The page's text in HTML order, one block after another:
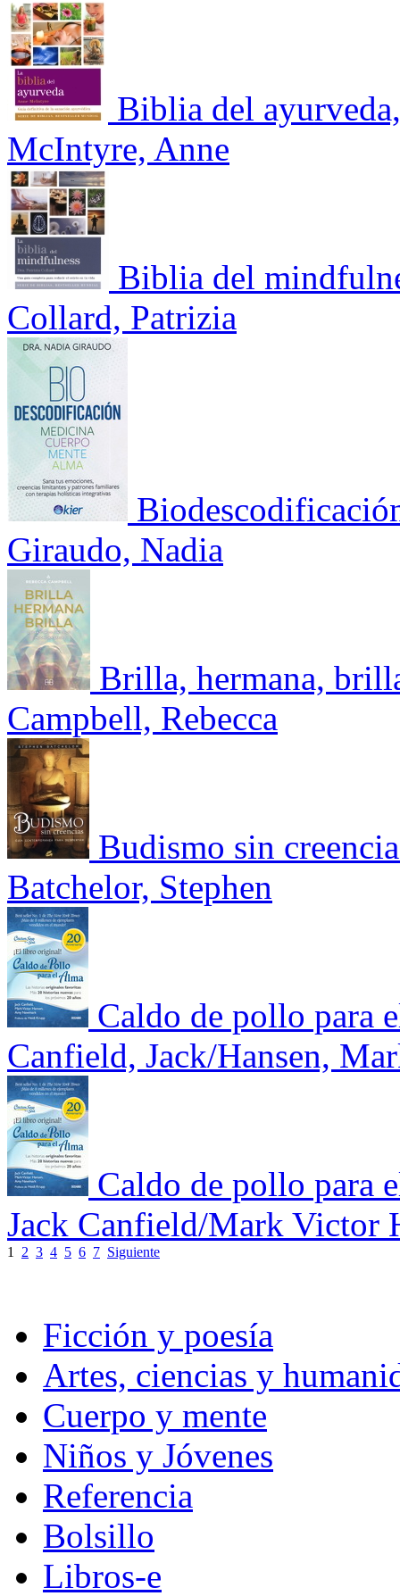
Biblia del ayurveda,
McIntyre, Anne
Biblia del
Collard, Patrizia
Giraudo, Nadia
Brilla, hermana,
Campbell, Rebecca
Budismo sin
Batchelor, Stephen
Caldo de pollo para
Canfield, Jack/Hansen,
Caldo de pollo para
Jack Canfield/Mark Victor
1 2 3 4 5 6 7 Siguiente
Ficción y poesía
Artes, ciencias y
Cuerpo y mente
Niños y Jóvenes
Referencia
Bolsillo
Libros-e